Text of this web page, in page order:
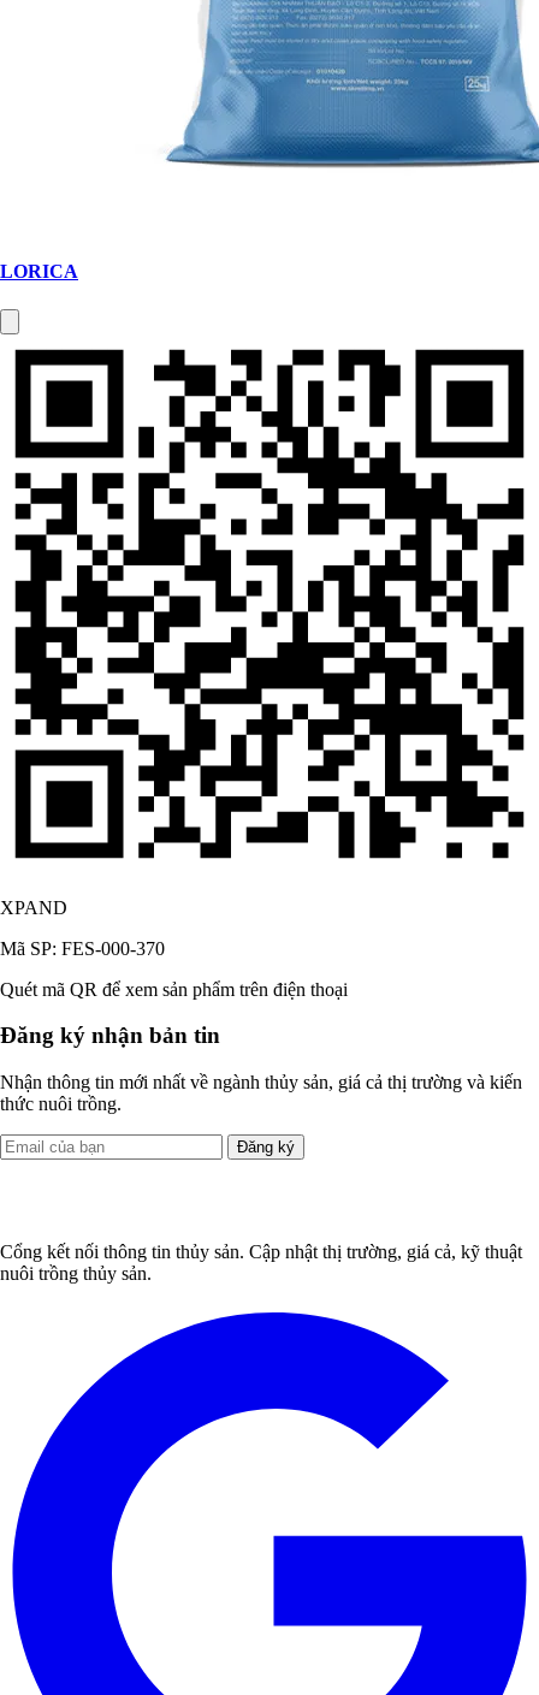
LORICA
XPAND
Mã SP: FES-000-370
Quét mã QR để xem sản phẩm trên điện thoại
Đăng ký nhận bản tin
Nhận thông tin mới nhất về ngành thủy sản, giá cả thị trường và kiến
thức nuôi trồng.
Đăng ký
Cổng kết nối thông tin thủy sản. Cập nhật thị trường, giá cả, kỹ thuật
nuôi trồng thủy sản.